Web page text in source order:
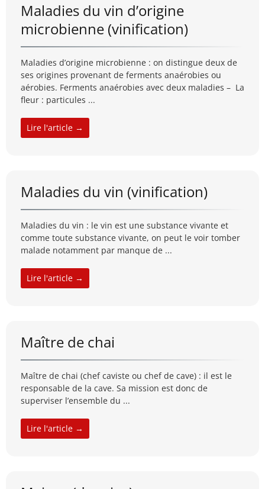
Maladies du vin d’origine
microbienne (vinification)
Maladies d’origine microbienne : on distingue deux de
ses origines provenant de ferments anaérobies ou
aérobies. Ferments anaérobies avec deux maladies – La
fleur : particules ...
Lire l'article →
Maladies du vin (vinification)
Maladies du vin : le vin est une substance vivante et
comme toute substance vivante, on peut le voir tomber
malade notamment par manque de ...
Lire l'article →
Maître de chai
Maître de chai (chef caviste ou chef de cave) : il est le
responsable de la cave. Sa mission est donc de
superviser l’ensemble du ...
Lire l'article →